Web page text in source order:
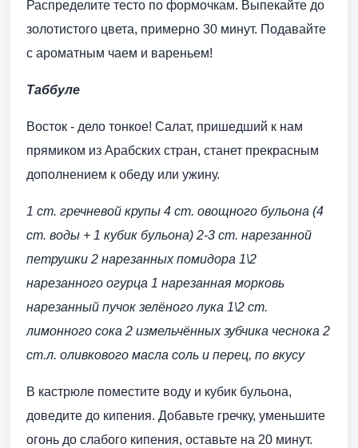
Распределите тесто по формочкам. Выпекайте до
золотистого цвета, примерно 30 минут. Подавайте
с ароматным чаем и вареньем!
Таббуле
Восток - дело тонкое! Салат, пришедший к нам
прямиком из Арабских стран, станет прекрасным
дополнением к обеду или ужину.
1 ст. гречневой крупы 4 ст. овощного бульона (4
ст. воды + 1 кубик бульона) 2-3 ст. нарезанной
петрушки 2 нарезанных помидора 1\2
нарезанного огурца 1 нарезанная морковь
нарезанный пучок зелёного лука 1\2 ст.
лимонного сока 2 измельчённых зубчика чеснока 2
ст.л. оливкового масла соль и перец, по вкусу
В кастрюле поместите воду и кубик бульона,
доведите до кипения. Добавьте гречку, уменьшите
огонь до слабого кипения, оставьте на 20 минут.